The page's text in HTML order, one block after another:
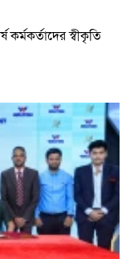
কর্মকর্তাদের স্বীকৃতি